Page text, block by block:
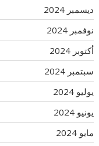
ديسمبر 2024
نوفمبر 2024
أكتوبر 2024
سبتمبر 2024
يوليو 2024
يونيو 2024
مايو 2024